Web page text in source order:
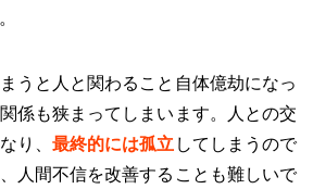
うと人と関わること自体億劫になっ
係も狭まってしまいます。人との交
り、 最終的には孤立 してしまうので
人間不信を改善することも難しいで